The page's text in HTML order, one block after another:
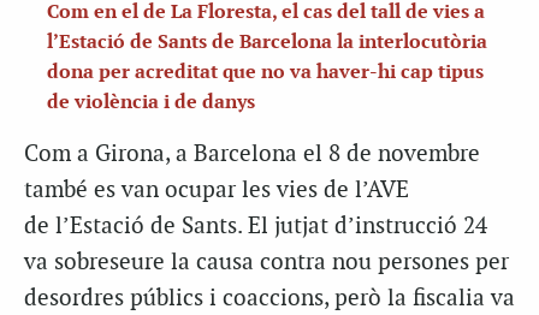
Com en el de La Floresta, el cas del tall de vies a
l’Estació de Sants de Barcelona la interlocutòria
dona per acreditat que no va haver-hi cap tipus
de violència i de danys
Com a Girona, a Barcelona el 8 de novembre
també es van ocupar les vies de l’AVE
de l’Estació de Sants. El jutjat d’instrucció 24
va sobreseure la causa contra nou persones per
desordres públics i coaccions, però la fiscalia va